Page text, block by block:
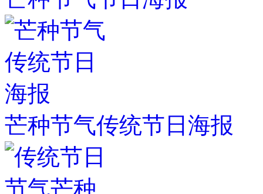
芒种节气传统节日海报